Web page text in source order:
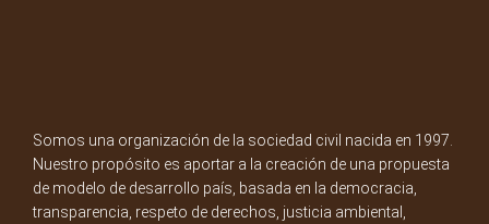
Somos una organización de la sociedad civil nacida en 1997.
Nuestro propósito es aportar a la creación de una propuesta
de modelo de desarrollo país, basada en la democracia,
transparencia, respeto de derechos, justicia ambiental,